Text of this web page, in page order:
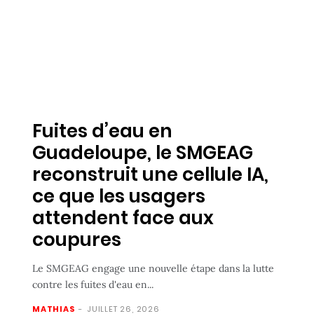
Fuites d’eau en
Guadeloupe, le SMGEAG
reconstruit une cellule IA,
ce que les usagers
attendent face aux
coupures
Le SMGEAG engage une nouvelle étape dans la lutte
contre les fuites d'eau en...
MATHIAS - JUILLET 26, 2026